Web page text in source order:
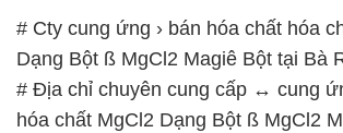
# Cty cung ứng › bán hóa chất hóa
Dạng Bột ß MgCl2 Magiê Bột tại Bà
# Địa chỉ chuyên cung cấp ↔ cung
hóa chất MgCl2 Dạng Bột ß MgCl2